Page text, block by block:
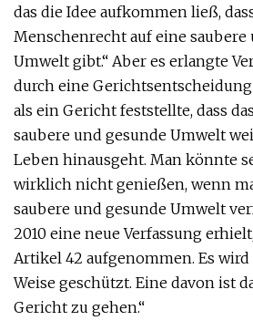
das die Idee aufkommen ließ,
Menschenrecht auf eine saubere
Umwelt gibt.“ Aber es erlangte
durch eine Gerichtsentscheidung
als ein Gericht feststellte, dass
saubere und gesunde Umwelt
Leben hinausgeht. Man könnte
wirklich nicht genießen, wenn
saubere und gesunde Umwelt
2010 eine neue Verfassung
Artikel 42 aufgenommen. Es
Weise geschützt. Eine davon ist
Gericht zu gehen.“